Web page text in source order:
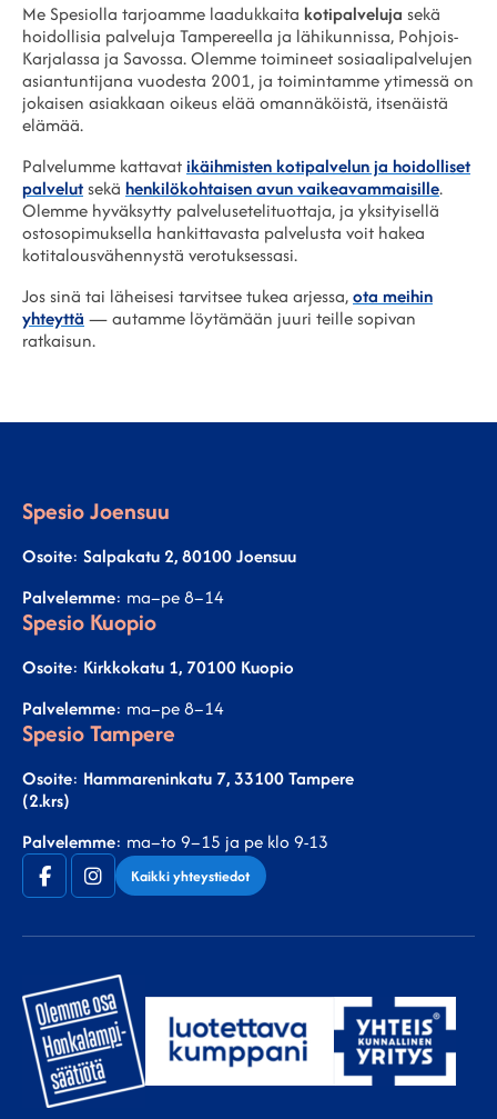
Me Spesiolla tarjoamme laadukkaita kotipalveluja sekä
hoidollisia palveluja Tampereella ja lähikunnissa, Pohjois-
Karjalassa ja Savossa. Olemme toimineet sosiaalipalvelujen
asiantuntijana vuodesta 2001, ja toimintamme ytimessä on
jokaisen asiakkaan oikeus elää omannäköistä, itsenäistä
elämää.
Palvelumme kattavatikäihmisten kotipalvelun ja hoidolliset
palvelut sekä henkilökohtaisen avun vaikeavammaisille.
Olemme hyväksytty palvelusetelituottaja, ja yksityisellä
ostosopimuksella hankittavasta palvelusta voit hakea
kotitalousvähennystä verotuksessasi.
Jos sinä tai läheisesi tarvitsee tukea arjessa,ota meihin
yhteyttä — autamme löytämään juuri teille sopivan
ratkaisun.
Spesio Joensuu
Osoite: Salpakatu 2, 80100 Joensuu
Palvelemme: ma–pe 8–14
Spesio Kuopio
Osoite: Kirkkokatu 1, 70100 Kuopio
Palvelemme: ma–pe 8–14
Spesio Tampere
Osoite: Hammareninkatu 7, 33100 Tampere
(2.krs)
Palvelemme: ma–to 9–15 ja pe klo 9-13
FacebookInstagramKaikki yhteystiedot